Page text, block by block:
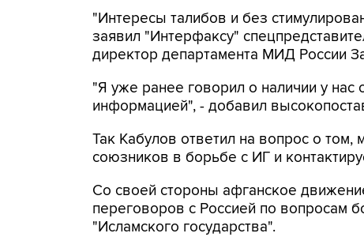
"Интересы талибов и без
заявил "Интерфаксу"
директор департамента МИД России
"Я уже ранее говорил о наличии у нас
информацией", - добавил
Так Кабулов ответил на вопрос о том,
союзников в борьбе с ИГ и
Со своей стороны афганское
переговоров с Россией по вопросам
"Исламского государства".